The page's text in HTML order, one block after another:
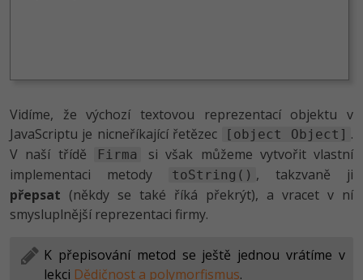
Vidíme, že výchozí textovou reprezentací objektu v
JavaScriptu je nicneříkající řetězec
[object Object] .
V naší třídě
Firma
si však můžeme vytvořit vlastní
implementaci metody
toString() , takzvaně ji
přepsat (někdy se také říká překrýt), a vracet v ní
smysluplnější reprezentaci firmy.
K přepisování metod se ještě jednou vrátíme v
lekci Dědičnost a polymorfismus.